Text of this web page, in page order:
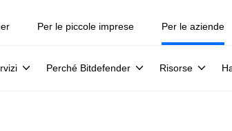
Per le piccole imprese Per le aziende
Perché Bitdefender Risorse